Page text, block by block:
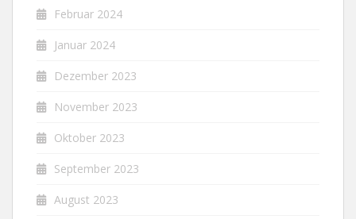
Februar 2024
Januar 2024
Dezember 2023
November 2023
Oktober 2023
September 2023
August 2023